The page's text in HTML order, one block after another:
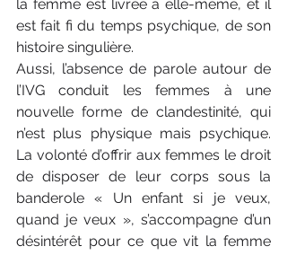
la femme est livrée à elle-même, et il
est fait fi du temps psychique, de son
histoire singulière.
Aussi, l’absence de parole autour de
l’IVG conduit les femmes à une
nouvelle forme de clandestinité, qui
n’est plus physique mais psychique.
La volonté d’offrir aux femmes le droit
de disposer de leur corps sous la
banderole « Un enfant si je veux,
quand je veux », s’accompagne d’un
désintérêt pour ce que vit la femme